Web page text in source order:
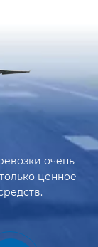
очень
ценное